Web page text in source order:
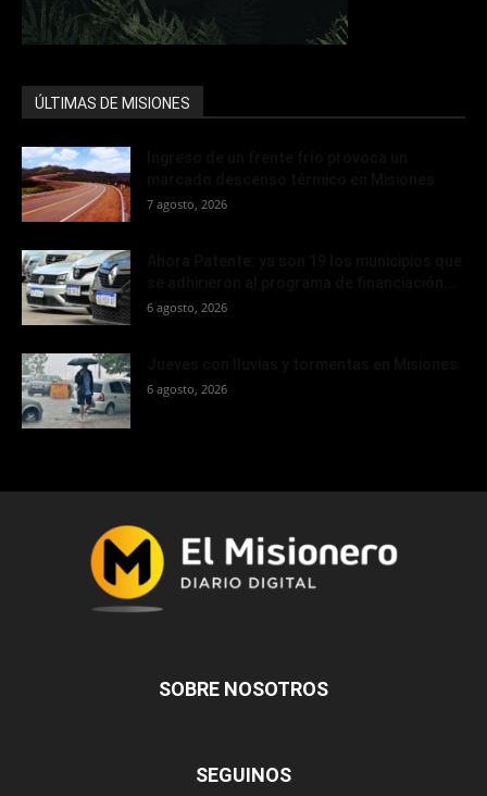
ÚLTIMAS DE MISIONES
7 agosto, 2026
6 agosto, 2026
6 agosto, 2026
SOBRE NOSOTROS
SEGUINOS